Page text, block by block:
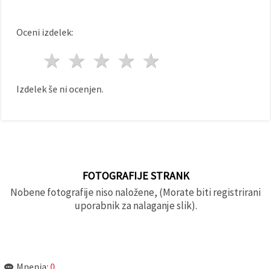
Oceni izdelek:
4 zvezde
3 zvezde
2 zvezde
1 zvezda
Izdelek še ni ocenjen.
FOTOGRAFIJE STRANK
Nobene fotografije niso naložene, (Morate biti registrirani
uporabnik za nalaganje slik).
Mnenja: 0